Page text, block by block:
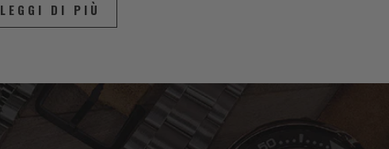
LEGGI DI PIÙ